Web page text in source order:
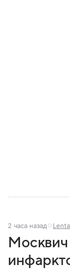
2 часа назад
Москвич